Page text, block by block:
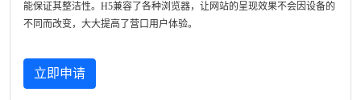
能保证其整洁性。H5兼容了各种浏览器，让网站的呈现效果不会因设备的
不同而改变，大大提高了营口用户体验。
立即申请